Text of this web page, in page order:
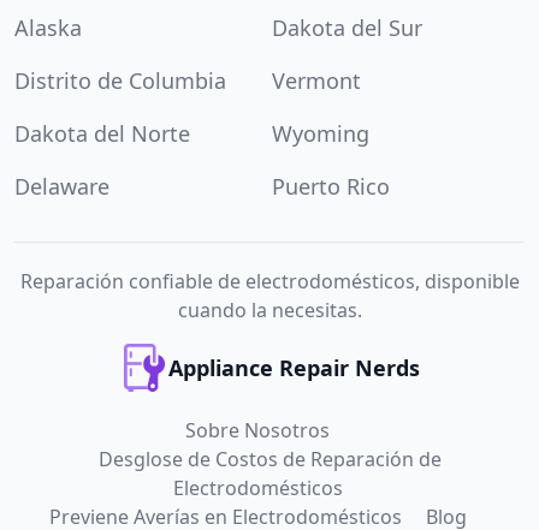
Alaska
Dakota del Sur
Distrito de Columbia
Vermont
Dakota del Norte
Wyoming
Delaware
Puerto Rico
Reparación confiable de electrodomésticos, disponible
cuando la necesitas.
Appliance Repair Nerds
Sobre Nosotros
Desglose de Costos de Reparación de
Electrodomésticos
Previene Averías en Electrodomésticos
Blog